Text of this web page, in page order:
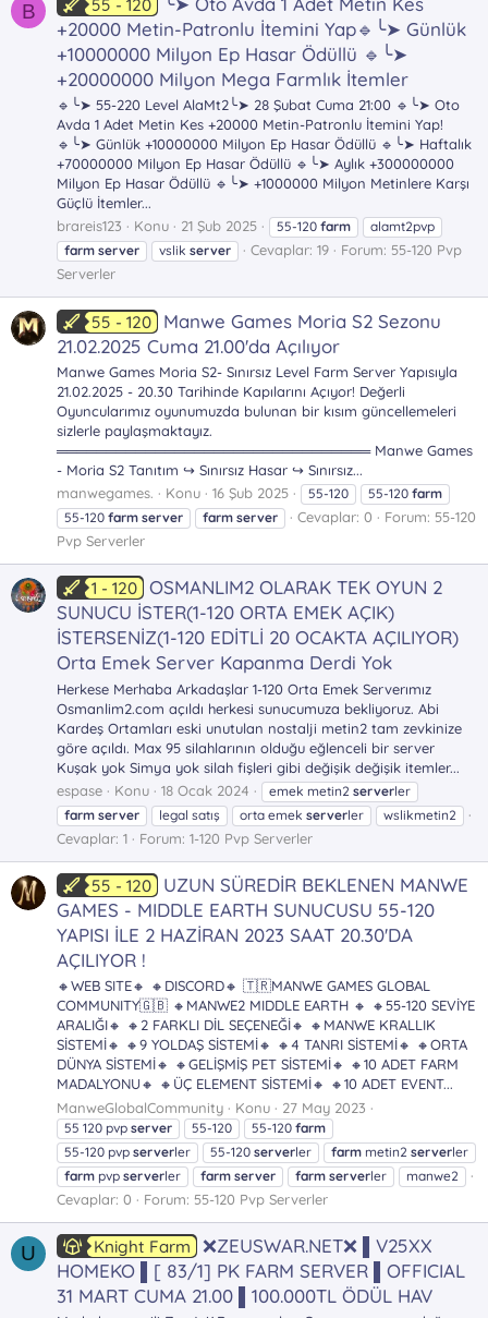
B 55 - 120
+20000 Metin-Patronlu İtemini Yap🔹╰➤ Günlük
+10000000 Milyon Ep Hasar Ödüllü 🔹╰➤
+20000000 Milyon Mega Farmlık İtemler
🔹╰➤ 55-220 Level AlaMt2╰➤ 28 Şubat Cuma 21:00 🔹╰➤ Oto
Avda 1 Adet Metin Kes +20000 Metin-Patronlu İtemini Yap!
🔹╰➤ Günlük +10000000 Milyon Ep Hasar Ödüllü 🔹╰➤ Haftalık
+70000000 Milyon Ep Hasar Ödüllü 🔹╰➤ Aylık +300000000
Milyon Ep Hasar Ödüllü 🔹╰➤ +1000000 Milyon Metinlere Karşı
Güçlü İtemler...
brareis123
Konu 21 Şub 2025 55-120 farm
alamt2pvp
farm server vslik server Cevaplar: 19 Forum: 55-120 Pvp
Serverler
55 - 120
Manwe Games Moria S2 Sezonu
21.02.2025 Cuma 21.00'da Açılıyor
Manwe Games Moria S2- Sınırsız Level Farm Server Yapısıyla
21.02.2025 - 20.30 Tarihinde Kapılarını Açıyor! Değerli
Oyuncularımız oyunumuzda bulunan bir kısım güncellemeleri
sizlerle paylaşmaktayız.
════════════════════════════════ Manwe Games
- Moria S2 Tanıtım ↪ Sınırsız Hasar ↪ Sınırsız...
manwegames.
Konu 16 Şub 2025 55-120 55-120 farm
55-120 farm server farm server Cevaplar: 0 Forum: 55-120
Pvp Serverler
1 - 120 OSMANLIM2 OLARAK TEK OYUN 2
SUNUCU İSTER(1-120 ORTA EMEK AÇIK)
İSTERSENİZ(1-120 EDİTLİ 20 OCAKTA AÇILIYOR)
Orta Emek Server Kapanma Derdi Yok
Herkese Merhaba Arkadaşlar 1-120 Orta Emek Serverımız
Osmanlim2.com açıldı herkesi sunucumuza bekliyoruz. Abi
Kardeş Ortamları eski unutulan nostalji metin2 tam zevkinize
göre açıldı. Max 95 silahlarının olduğu eğlenceli bir server
Kuşak yok Simya yok silah fişleri gibi değişik değişik itemler...
espase
Konu 18 Ocak 2024 emek metin2 serverler
farm server legal satış orta emek serverler wslikmetin2
Cevaplar: 1 Forum: 1-120 Pvp Serverler
55 - 120
UZUN SÜREDİR BEKLENEN MANWE
GAMES - MIDDLE EARTH SUNUCUSU 55-120
YAPISI İLE 2 HAZİRAN 2023 SAAT 20.30'DA
AÇILIYOR !
🔸WEB SITE🔸 🔸DISCORD🔸 🇹🇷MANWE GAMES GLOBAL
COMMUNITY🇬🇧 🔸MANWE2 MIDDLE EARTH 🔸 🔸55-120 SEVİYE
ARALIĞI🔸 🔸2 FARKLI DİL SEÇENEĞİ🔸 🔸MANWE KRALLIK
SİSTEMİ🔸 🔸9 YOLDAŞ SİSTEMİ🔸 🔸4 TANRI SİSTEMİ🔸 🔸ORTA
DÜNYA SİSTEMİ🔸 🔸GELİŞMİŞ PET SİSTEMİ🔸 🔸10 ADET FARM
MADALYONU🔸 🔸ÜÇ ELEMENT SİSTEMİ🔸 🔸10 ADET EVENT...
ManweGlobalCommunity
Konu 27 May 2023
55 120 pvp server 55-120 55-120 farm
55-120 pvp serverler 55-120 serverler farm metin2 serverler
farm pvp serverler farm server farm serverler manwe2
Cevaplar: 0 Forum: 55-120 Pvp Serverler
U Knight Farm
❌ZEUSWAR.NET❌ ▌V25XX
HOMEKO ▌[ 83/1] PK FARM SERVER ▌OFFICIAL
31 MART CUMA 21.00 ▌100.000TL ÖDÜL HAV